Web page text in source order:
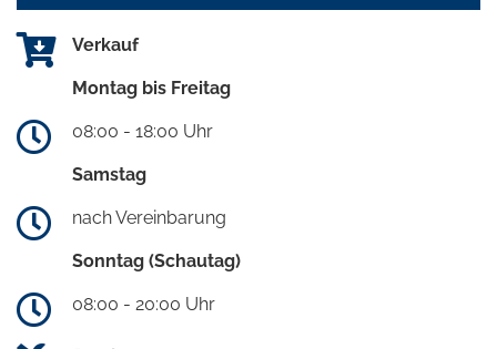
Verkauf
Montag bis Freitag
08:00 - 18:00 Uhr
Samstag
nach Vereinbarung
Sonntag (Schautag)
08:00 - 20:00 Uhr